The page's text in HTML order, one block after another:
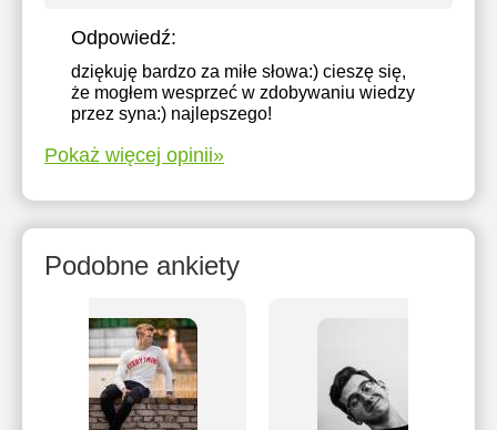
Odpowiedź:
dziękuję bardzo za miłe słowa:) cieszę się,
że mogłem wesprzeć w zdobywaniu wiedzy
przez syna:) najlepszego!
Pokaż więcej opinii»
Podobne ankiety